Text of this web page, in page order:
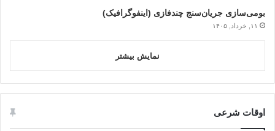
بومی‌سازی جریان‌سنج چندفازی (اینفوگرافیک)
۱۱, خرداد, ۱۴۰۵
نمایش بیشتر
اوقات شرعی